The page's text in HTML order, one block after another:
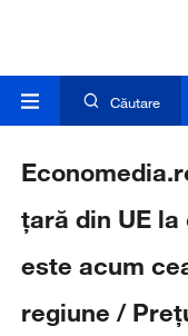
Căutare
țară din UE
este acum
regiune /